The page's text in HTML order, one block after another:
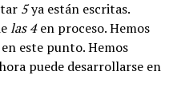
5ya están escritas.
las 4en proceso. Hemos
este punto. Hemos
puede desarrollarse en